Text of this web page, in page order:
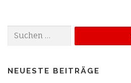
nach:
NEUESTE BEITRÄGE